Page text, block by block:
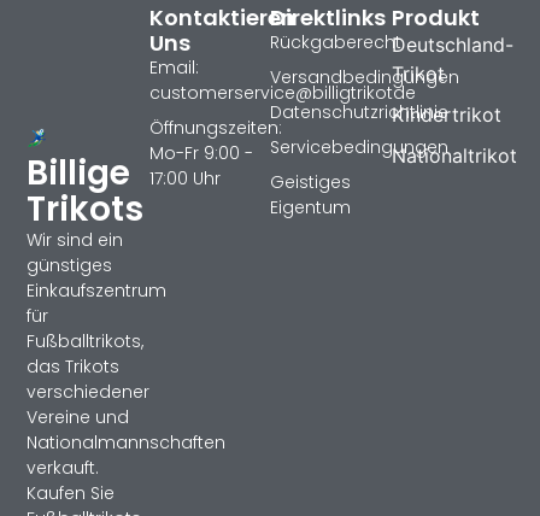
Billige
Trikots
Wir sind ein
günstiges
Einkaufszentrum
für
Fußballtrikots,
das Trikots
verschiedener
Vereine und
Nationalmannschaften
verkauft.
Kaufen Sie
Produkt
Deutschland-
Trikot
Kindertrikot
Nationaltrikot
Direktlinks
Rückgaberecht
Versandbedingungen
Datenschutzrichtlinie
Servicebedingungen
Geistiges
Eigentum
Kontaktieren
Uns
Email:
customerservice@billigtrikotde
Öffnungszeiten:
Mo-Fr 9:00 -
17:00 Uhr